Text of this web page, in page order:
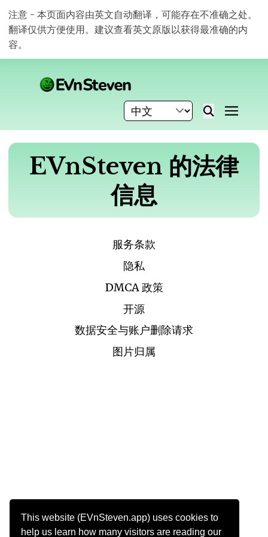
This website (EVnSteven.app) uses cookies to
help us learn how many visitors are reading our
注意 - 本页面内容由英文自动翻译，可能存在不准确之处。
翻译仅供方便使用。建议查看英文原版以获得最准确的内
容。
EVnSteven 的法律
信息
服务条款
隐私
DMCA 政策
开源
数据安全与账户删除请求
图片归属